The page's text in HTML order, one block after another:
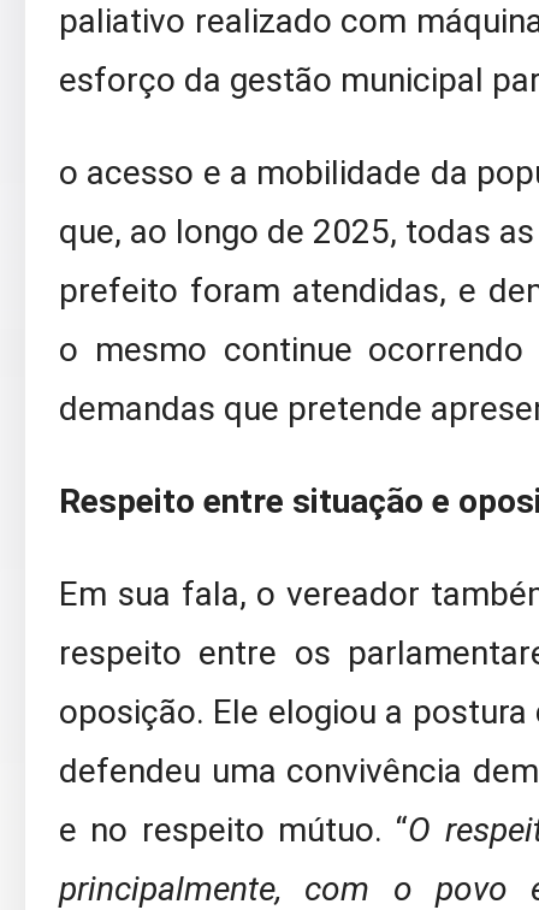
paliativo realizado com
esforço da gestão municipal
o acesso e a mobilidade da
que, ao longo de 2025, todas
prefeito foram atendidas, e
o mesmo continue
demandas que pretende
Respeito entre situação e
Em sua fala, o vereador
respeito entre os
oposição. Ele elogiou a
defendeu uma convivência
e no respeito mútuo. “O
principalmente, com o